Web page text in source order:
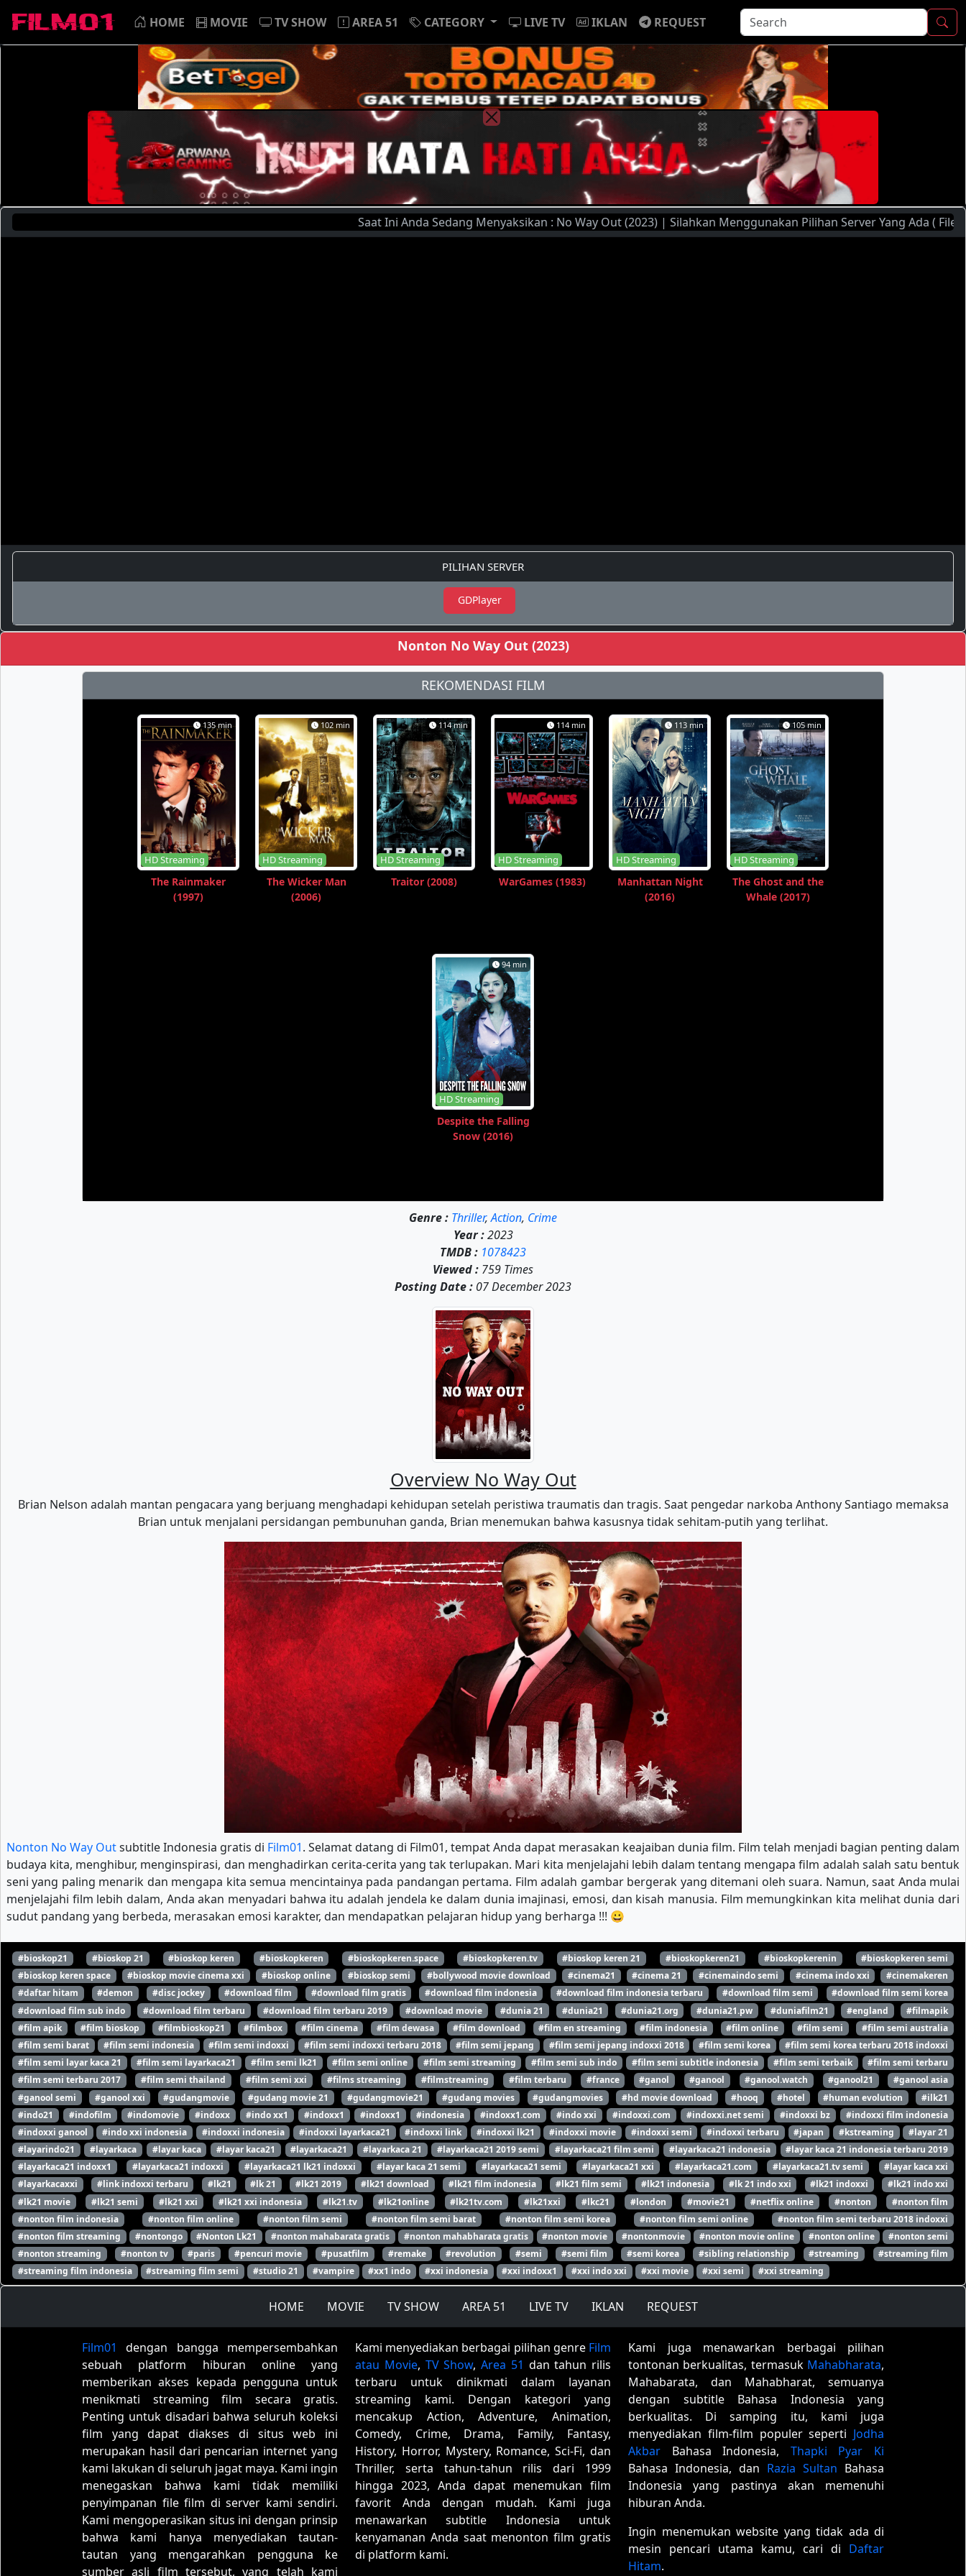
HOME MOVIE TV SHOW AREA 51 CATEGORY LIVE TV IKLAN REQUEST
Saat Ini Anda Sedang Menyaksikan : No Way Out (2023) | Silahkan Menggunakan Pilihan Server Yang Ada (
PILIHAN SERVER
GDPlayer
Nonton No Way Out (2023)
REKOMENDASI FILM
135 min
HD Streaming
The Rainmaker
(1997)
102 min
HD Streaming
The Wicker Man
(2006)
114 min
HD Streaming
Traitor (2008)
114 min
HD Streaming
WarGames (1983)
113 min
HD Streaming
Manhattan Night
(2016)
105 min
HD Streaming
The Ghost and the
Whale (2017)
94 min
HD Streaming
Despite the Falling
Snow (2016)
Genre : Thriller,Action, Crime
Year :2023
TMDB : 1078423
Viewed : 759 Times
Posting Date : 07 December 2023
Overview No Way Out
Brian Nelson adalah mantan pengacara yang berjuang menghadapi kehidupan setelah peristiwa traumatis dan tragis. Saat pengedar narkoba Anthony Santiago memaksa
Brian untuk menjalani persidangan pembunuhan ganda, Brian menemukan bahwa kasusnya tidak sehitam-putih yang terlihat.
Nonton No Way Outsubtitle Indonesia gratis di Film01. Selamat datang di Film01, tempat Anda dapat merasakan keajaiban dunia film. Film telah menjadi bagian penting dalam
budaya kita, menghibur, menginspirasi, dan menghadirkan cerita-cerita yang tak terlupakan. Mari kita menjelajahi lebih dalam tentang mengapa film adalah salah satu bentuk
seni yang paling menarik dan mengapa kita semua mencintainya pada pandangan pertama. Film adalah gambar bergerak yang ditemani oleh suara. Namun, saat Anda mulai
menjelajahi film lebih dalam, Anda akan menyadari bahwa itu adalah jendela ke dalam dunia imajinasi, emosi, dan kisah manusia. Film memungkinkan kita melihat dunia dari
sudut pandang yang berbeda, merasakan emosi karakter, dan mendapatkan pelajaran hidup yang berharga !!! 😀
#bioskop21 #bioskop 21 #bioskop keren #bioskopkeren #bioskopkeren.space #bioskopkeren.tv #bioskop keren 21 #bioskopkeren21 #bioskopkerenin
#bioskopkeren semi
#bioskop keren space
#bioskop movie cinema xxi #bioskop online #bioskop semi #bollywood movie download #cinema21 #cinema 21 #cinemaindo semi #cinema indo xxi
#cinemakeren
#daftar hitam
#demon #disc jockey #download film #download film gratis #download film indonesia #download film indonesia terbaru #download film semi
#download film semi korea
#download film sub indo
#download film terbaru #download film terbaru 2019 #download movie #dunia 21 #dunia21 #dunia21.org #dunia21.pw #duniafilm21 #england
#filmapik
#film apik
#film bioskop #filmbioskop21 #filmbox #film cinema #film dewasa #film download #film en streaming #film indonesia #film online #film semi
#film semi australia
#film semi barat
#film semi indonesia #film semi indoxxi #film semi indoxxi terbaru 2018 #film semi jepang #film semi jepang indoxxi 2018 #film semi korea
#film semi korea terbaru 2018 indoxxi
#film semi layar kaca 21
#film semi layarkaca21 #film semi lk21 #film semi online #film semi streaming #film semi sub indo #film semi subtitle indonesia #film semi terbaik
#film semi terbaru
#film semi terbaru 2017
#film semi thailand #film semi xxi #films streaming #filmstreaming #film terbaru #france #ganol #ganool #ganool.watch #ganool21
#ganool asia
#ganool semi
#ganool xxi #gudangmovie #gudang movie 21 #gudangmovie21 #gudang movies #gudangmovies #hd movie download #hooq #hotel #human evolution
#ilk21
#indo21
#indofilm #indomovie #indoxx #indo xx1 #indoxx1 #indoxx1 #indonesia #indoxx1.com #indo xxi #indoxxi.com #indoxxi.net semi #indoxxi bz
#indoxxi film indonesia
#indoxxi ganool
#indo xxi indonesia #indoxxi indonesia #indoxxi layarkaca21 #indoxxi link #indoxxi lk21 #indoxxi movie #indoxxi semi #indoxxi terbaru #japan #kstreaming
#layar 21
#layarindo21
#layarkaca #layar kaca #layar kaca21 #layarkaca21 #layarkaca 21 #layarkaca21 2019 semi #layarkaca21 film semi #layarkaca21 indonesia
#layar kaca 21 indonesia terbaru 2019
#layarkaca21 indoxx1
#layarkaca21 indoxxi #layarkaca21 lk21 indoxxi #layar kaca 21 semi #layarkaca21 semi #layarkaca21 xxi #layarkaca21.com #layarkaca21.tv semi
#layar kaca xxi
#layarkacaxxi
#link indoxxi terbaru #lk21 #lk 21 #lk21 2019 #lk21 download #lk21 film indonesia #lk21 film semi #lk21 indonesia #lk 21 indo xxi #lk21 indoxxi
#lk21 indo xxi
#lk21 movie
#lk21 semi #lk21 xxi #lk21 xxi indonesia #lk21.tv #lk21online #lk21tv.com #lk21xxi #lkc21 #london #movie21 #netflix online #nonton
#nonton film
#nonton film indonesia
#nonton film online #nonton film semi #nonton film semi barat #nonton film semi korea #nonton film semi online
#nonton film semi terbaru 2018 indoxxi
#nonton film streaming
#nontongo #Nonton Lk21 #nonton mahabarata gratis #nonton mahabharata gratis #nonton movie #nontonmovie #nonton movie online #nonton online
#nonton semi
#nonton streaming
#nonton tv #paris #pencuri movie #pusatfilm #remake #revolution #semi #semi film #semi korea #sibling relationship #streaming
#streaming film
#streaming film indonesia
#streaming film semi #studio 21 #vampire #xx1 indo #xxi indonesia #xxi indoxx1 #xxi indo xxi #xxi movie #xxi semi #xxi streaming
HOME MOVIE TV SHOW AREA 51 LIVE TV IKLAN REQUEST
Film01
dengan bangga mempersembahkan
sebuah platform hiburan online yang
memberikan akses kepada pengguna untuk
menikmati streaming film secara gratis.
Penting untuk disadari bahwa seluruh koleksi
film yang dapat diakses di situs web ini
merupakan hasil dari pencarian internet yang
kami lakukan di seluruh jagat maya. Kami ingin
menegaskan bahwa kami tidak memiliki
penyimpanan file film di server kami sendiri.
Kami mengoperasikan situs ini dengan prinsip
bahwa kami hanya menyediakan tautan-
tautan yang mengarahkan pengguna ke
sumber asli film tersebut, yang telah kami
Kami menyediakan berbagai pilihan genre Film
atau Movie, TV Show, Area 51 dan tahun rilis
terbaru untuk dinikmati dalam layanan
streaming kami. Dengan kategori yang
mencakup Action, Adventure, Animation,
Comedy, Crime, Drama, Family, Fantasy,
History, Horror, Mystery, Romance, Sci-Fi, dan
Thriller, serta tahun-tahun rilis dari 1999
hingga 2023, Anda dapat menemukan film
favorit Anda dengan mudah. Kami juga
menawarkan subtitle Indonesia untuk
kenyamanan Anda saat menonton film gratis
di platform kami.
Kami juga menawarkan berbagai pilihan
tontonan berkualitas, termasuk Mahabharata,
Mahabarata, dan Mahabharat, semuanya
dengan subtitle Bahasa Indonesia yang
berkualitas. Di samping itu, kami juga
menyediakan film-film populer seperti Jodha
Akbar Bahasa Indonesia, Thapki Pyar Ki
Bahasa Indonesia, dan Razia Sultan Bahasa
Indonesia yang pastinya akan memenuhi
hiburan Anda.
Ingin menemukan website yang tidak ada di
mesin pencari utama kamu, cari di Daftar
Hitam.